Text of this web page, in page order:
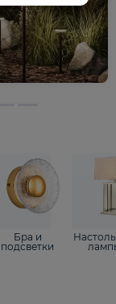
Бра и
подсветки